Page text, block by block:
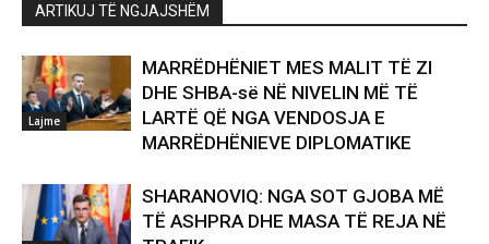
ARTIKUJ TË NGJAJSHËM
Lajme
MARRËDHËNIET MES MALIT TË ZI
DHE SHBA-së NË NIVELIN MË TË
LARTË QË NGA VENDOSJA E
MARRËDHËNIEVE DIPLOMATIKE
SHARANOVIQ: NGA SOT GJOBA MË
TË ASHPRA DHE MASA TË REJA NË